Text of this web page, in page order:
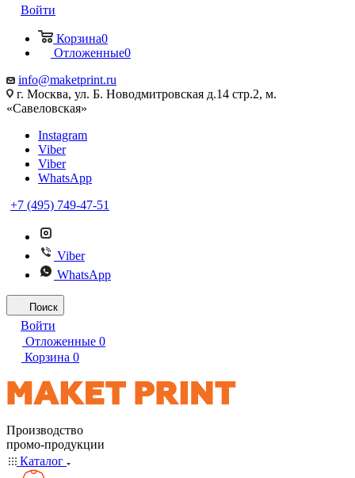
Войти
Корзина0
Отложенные0
info@maketprint.ru
г. Москва, ул. Б. Новодмитровская д.14 стр.2, м.
«Савеловская»
Instagram
Viber
Viber
WhatsApp
+7 (495) 749-47-51
Viber
WhatsApp
Поиск
Войти
Отложенные 0
Корзина 0
Производство
промо-продукции
Каталог